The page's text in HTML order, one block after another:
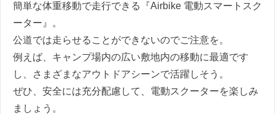
簡単な体重移動で走行できる『Airbike 電動スマートスク
ーター』。
公道では走らせることができないのでご注意を。
例えば、キャンプ場内の広い敷地内の移動に最適です
し、さまざまなアウトドアシーンで活躍しそう。
ぜひ、安全には充分配慮して、電動スクーターを楽しみ
ましょう。